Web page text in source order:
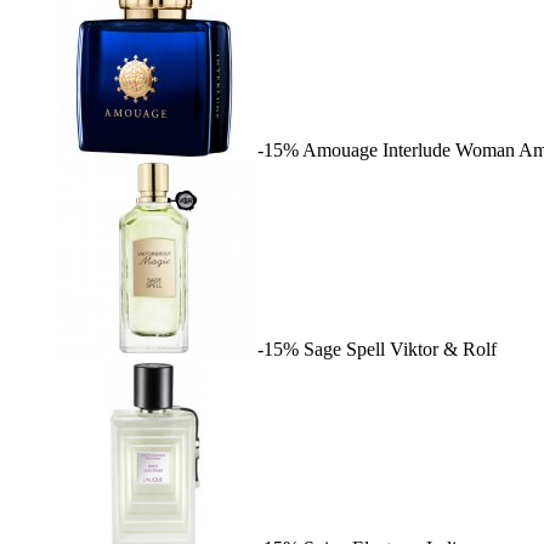
-15% Amouage Interlude Woman
-15% Sage Spell Viktor & Rolf